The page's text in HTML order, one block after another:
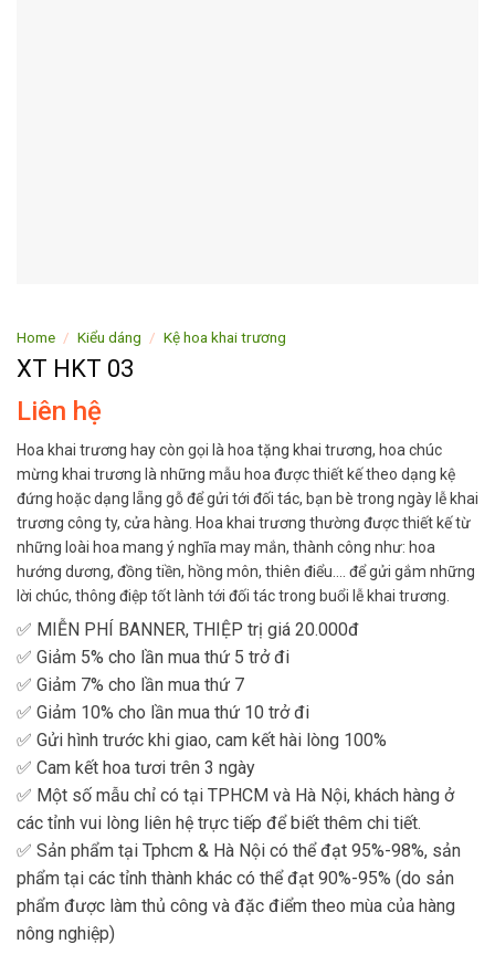
Home / Kiểu dáng / Kệ hoa khai trương
XT HKT 03
Liên hệ
Hoa khai trương hay còn gọi là hoa tặng khai trương, hoa chúc
mừng khai trương là những mẫu hoa được thiết kế theo dạng kệ
đứng hoặc dạng lẵng gỗ để gửi tới đối tác, bạn bè trong ngày lễ khai
trương công ty, cửa hàng. Hoa khai trương thường được thiết kế từ
những loài hoa mang ý nghĩa may mắn, thành công như: hoa
hướng dương, đồng tiền, hồng môn, thiên điểu…. để gửi gắm những
lời chúc, thông điệp tốt lành tới đối tác trong buổi lễ khai trương.
✅ MIỄN PHÍ BANNER, THIỆP trị giá 20.000đ
✅ Giảm 5% cho lần mua thứ 5 trở đi
✅ Giảm 7% cho lần mua thứ 7
✅ Giảm 10% cho lần mua thứ 10 trở đi
✅ Gửi hình trước khi giao, cam kết hài lòng 100%
✅ Cam kết hoa tươi trên 3 ngày
✅ Một số mẫu chỉ có tại TPHCM và Hà Nội, khách hàng ở
các tỉnh vui lòng liên hệ trực tiếp để biết thêm chi tiết.
✅ Sản phẩm tại Tphcm & Hà Nội có thể đạt 95%-98%, sản
phẩm tại các tỉnh thành khác có thể đạt 90%-95% (do sản
phẩm được làm thủ công và đặc điểm theo mùa của hàng
nông nghiệp)